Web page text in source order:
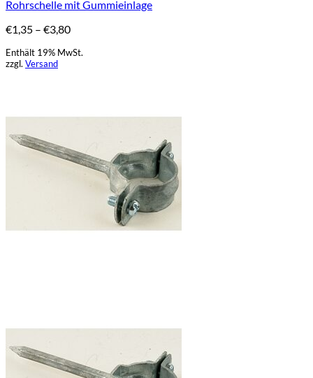
mehrere
auf.
Die
Optionen
Produktseite
werden
Rohrschelle mit Gummieinlage
€1,35 – €3,80Preisspanne:
bis
Enthält 19% MwSt.
zzgl. Versand